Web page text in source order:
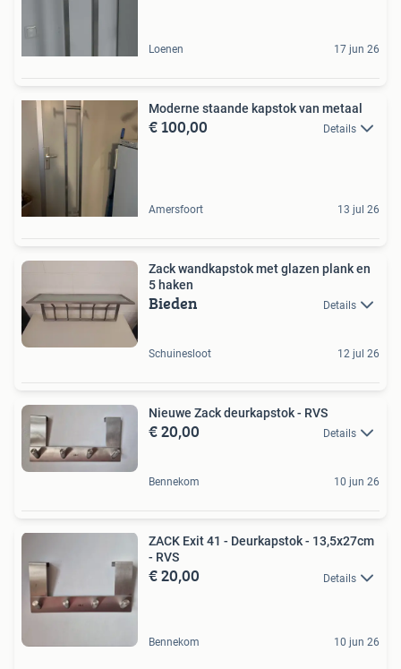
Loenen 17 jun 26
Moderne staande kapstok van metaal
€ 100,00 Details
Amersfoort 13 jul 26
Zack wandkapstok met glazen plank en
5 haken
Bieden Details
Schuinesloot 12 jul 26
Nieuwe Zack deurkapstok - RVS
€ 20,00 Details
Bennekom 10 jun 26
ZACK Exit 41 - Deurkapstok - 13,5x27cm
- RVS
€ 20,00 Details
Bennekom 10 jun 26